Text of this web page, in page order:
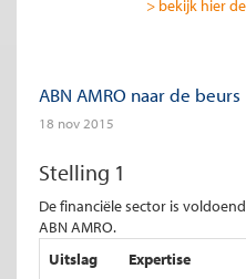
> bekijk hier
ABN AMRO naar de beurs
18 nov 2015
Stelling 1
De financiële sector is
ABN AMRO.
Uitslag
Expertise